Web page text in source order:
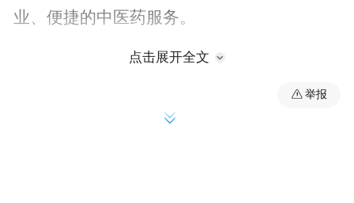
业、便捷的中医药服务。
点击展开全文
举报